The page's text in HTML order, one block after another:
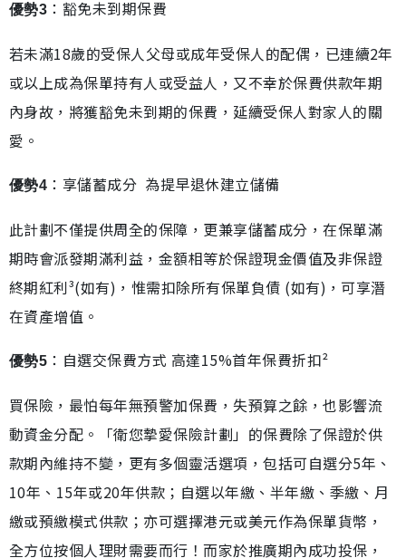
優勢3 ：豁免未到期保費
若未滿18歲的受保人父母或成年受保人的配偶，已連續2年
或以上成為保單持有人或受益人，又不幸於保費供款年期
內身故，將獲豁免未到期的保費，延續受保人對家人的關
愛。
優勢4 ：享儲蓄成分 為提早退休建立儲備
此計劃不僅提供周全的保障，更兼享儲蓄成分，在保單滿
期時會派發期滿利益，金額相等於保證現金價值及非保證
終期紅利³(如有)，惟需扣除所有保單負債 (如有)，可享潛
在資產增值。
優勢5 ：自選交保費方式 高達15%首年保費折扣²
買保險，最怕每年無預警加保費，失預算之餘，也影響流
動資金分配。「衛您摯愛保險計劃」的保費除了保證於供
款期內維持不變，更有多個靈活選項，包括可自選分5年、
10年、15年或20年供款；自選以年繳、半年繳、季繳、月
繳或預繳模式供款；亦可選擇港元或美元作為保單貨幣，
全方位按個人理財需要而行！而家於推廣期內成功投保，